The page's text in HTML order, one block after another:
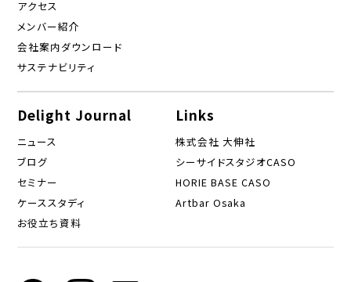
アクセス
メンバー紹介
会社案内ダウンロード
サステナビリティ
Delight Journal
ニュース
ブログ
セミナー
ケーススタディ
お役立ち資料
Links
株式会社 大伸社
シーサイドスタジオCASO
HORIE BASE CASO
Artbar Osaka